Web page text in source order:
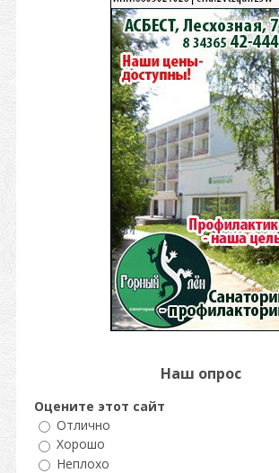
Наш опрос
Оцените этот сайт
Отлично
Хорошо
Неплохо